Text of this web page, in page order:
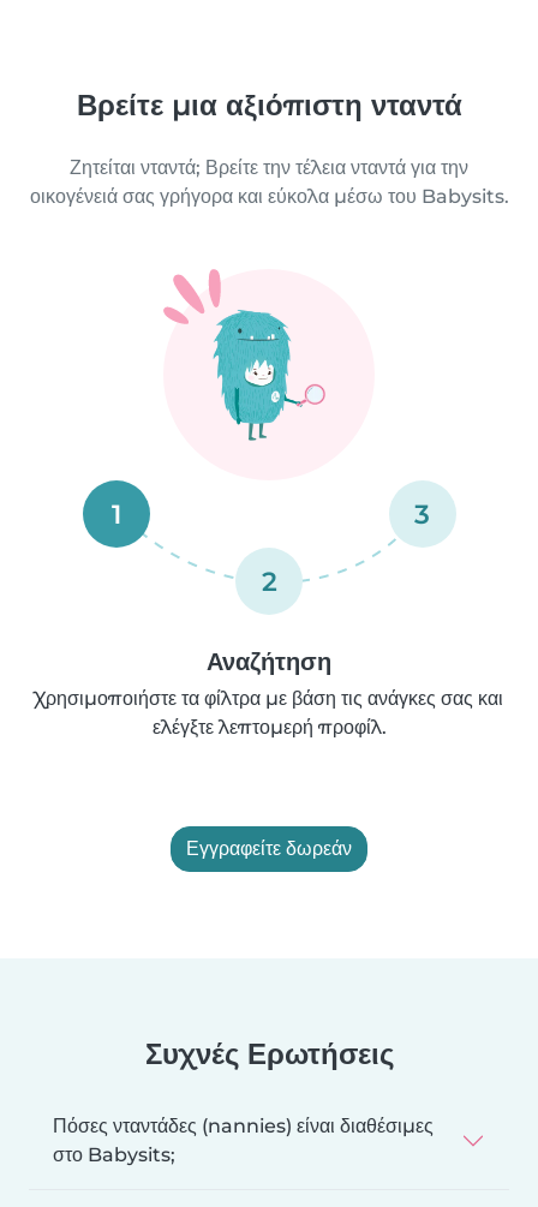
Βρείτε μια αξιόπιστη νταντά
Ζητείται νταντά; Βρείτε την τέλεια νταντά για την
οικογένειά σας γρήγορα και εύκολα μέσω του Babysits.
1
2
3
Αναζήτηση
Χρησιμοποιήστε τα φίλτρα με βάση τις ανάγκες σας και
ελέγξτε λεπτομερή προφίλ.
Εγγραφείτε δωρεάν
Συχνές Ερωτήσεις
Πόσες νταντάδες (nannies) είναι διαθέσιμες
στο Babysits;